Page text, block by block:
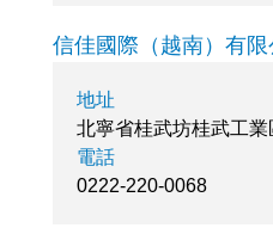
信佳國際（越南）有限
地址
北寧省桂武坊桂武工
電話
0222-220-0068